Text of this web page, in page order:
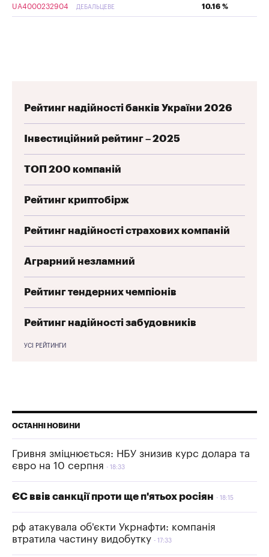
UA4000232904 ДЕБАЛЬЦЕВЕ 10.16 %
Рейтинг надійності банків України 2026
Інвестиційний рейтинг – 2025
ТОП 200 компаній
Рейтинг криптобірж
Рейтинг надійності страхових компаній
Аграрний незламний
Рейтинг тендерних чемпіонів
Рейтинг надійності забудовників
УСІ РЕЙТИНГИ
ОСТАННІ НОВИНИ
Гривня зміцнюється: НБУ знизив курс долара та
євро на 10 серпня
18:33
ЄС ввів санкції проти ще п'ятьох росіян 18:15
рф атакувала об'єкти Укрнафти: компанія
втратила частину видобутку
17:33